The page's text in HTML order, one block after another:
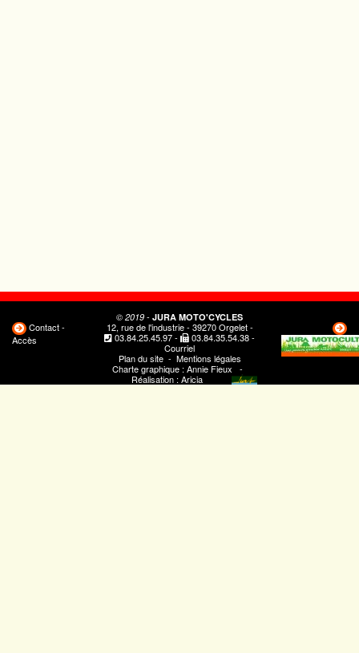
Contact -
Accès
© 2019 - JURA MOTO'CYCLES
12, rue de l'industrie - 39270 Orgelet -
03.84.25.45.97- 03.84.35.54.38-
Courriel
Plan du site- Mentions légales
Charte graphique : Annie Fieux -
Réalisation : Aricia